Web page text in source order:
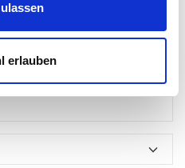
erlauben
Größe inkl. Kabelset
+ Baldachin)